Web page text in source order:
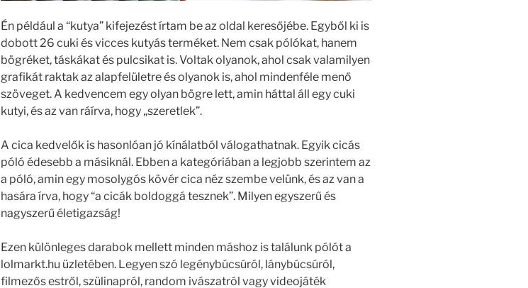
Én például a “kutya” kifejezést írtam be az oldal keresőjébe. Egyből ki is
dobott 26 cuki és vicces kutyás terméket. Nem csak pólókat, hanem
bögréket, táskákat és pulcsikat is. Voltak olyanok, ahol csak valamilyen
grafikát raktak az alapfelületre és olyanok is, ahol mindenféle menő
szöveget. A kedvencem egy olyan bögre lett, amin háttal áll egy cuki
kutyi, és az van ráírva, hogy „szeretlek”.
A cica kedvelők is hasonlóan jó kínálatból válogathatnak. Egyik cicás
póló édesebb a másiknál. Ebben a kategóriában a legjobb szerintem az
a póló, amin egy mosolygós kövér cica néz szembe velünk, és az van a
hasára írva, hogy “a cicák boldoggá tesznek”. Milyen egyszerű és
nagyszerű életigazság!
Ezen különleges darabok mellett minden máshoz is találunk pólót a
lolmarkt.hu üzletében. Legyen szó legénybúcsúról, lánybúcsúról,
filmezős estről, szülinapról, random ivászatról vagy videojáték